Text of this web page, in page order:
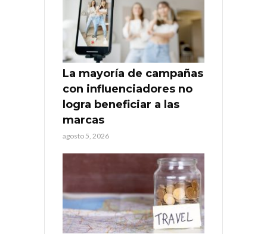
La mayoría de campañas
con influenciadores no
logra beneficiar a las
marcas
agosto 5, 2026